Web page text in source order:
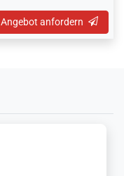
Angebot anfordern